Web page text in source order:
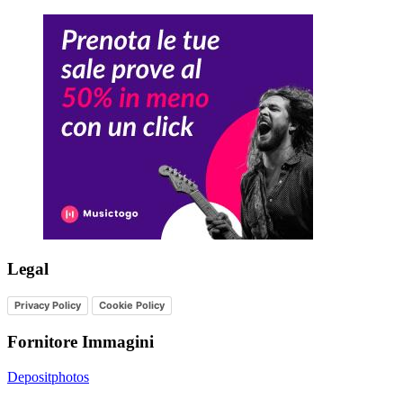
Legal
Privacy Policy Cookie Policy
Fornitore Immagini
Depositphotos